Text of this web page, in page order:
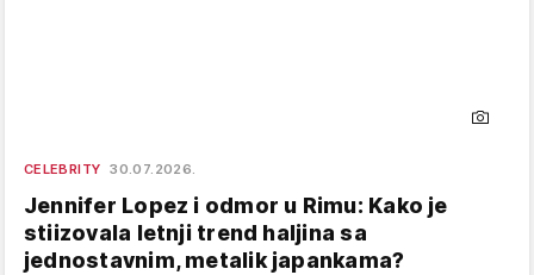
CELEBRITY 30.07.2026.
Jennifer Lopez i odmor u Rimu: Kako je
stiizovala letnji trend haljina sa
jednostavnim, metalik japankama?